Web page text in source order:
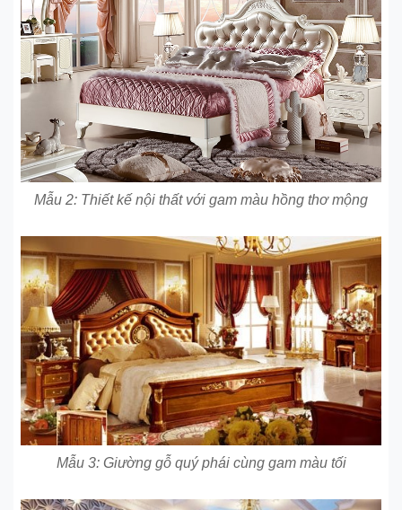
Mẫu 2: Thiết kế nội thất với gam màu hồng thơ mộng
Mẫu 3: Giường gỗ quý phái cùng gam màu tối